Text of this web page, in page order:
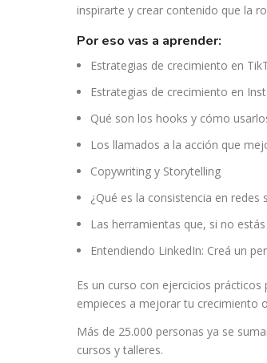
inspirarte y crear contenido que la
por eso vas a aprender:
Estrategias de crecimiento en
Estrategias de crecimiento en
Qué son los hooks y cómo
Los llamados a la acción que
Copywriting y Storytelling
¿Qué es la consistencia en redes
Las herramientas que, si no
Entendiendo LinkedIn: Creá un
Es un curso con ejercicios
empieces a mejorar tu crecimiento
Más de 25.000 personas ya se
cursos y talleres.